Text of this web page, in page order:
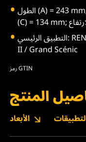
الطول (A) = 243 mm; العرض 1 (B) = 190 mm; العرض 2
التطبيق الرئيسي: RENAULT Duster I, Mégane II, Scénic
II / Grand Scénic
رمز GTIN
المنتج
الأبعاد